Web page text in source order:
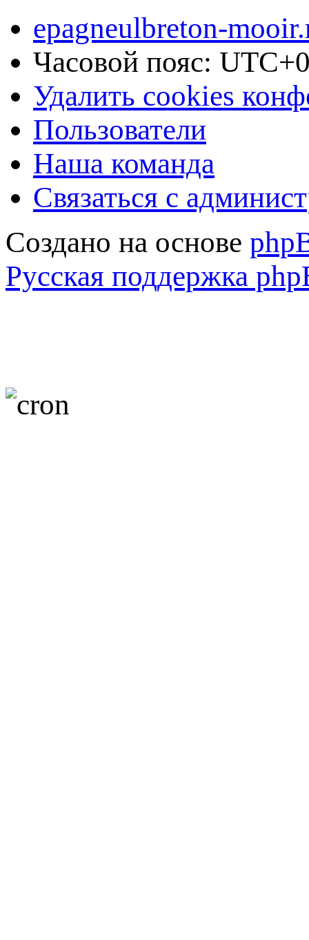
epagneulbreton-
Часовой пояс:
Удалить cookies
Пользователи
Наша команда
Связаться с
Создано на основе
Русская поддержка